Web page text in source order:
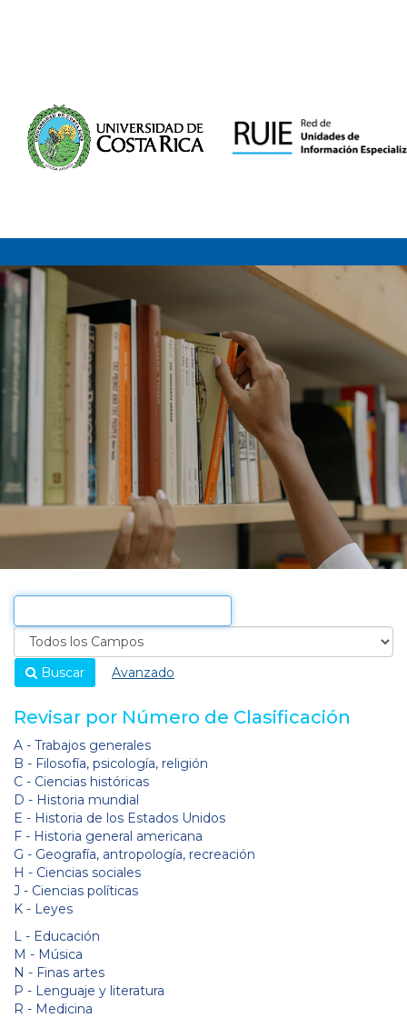
Buscar Avanzado
Revisar por Número de Clasificación
A - Trabajos generales
B - Filosofía, psicología, religión
C - Ciencias históricas
D - Historia mundial
E - Historia de los Estados Unidos
F - Historia general americana
G - Geografía, antropología, recreación
H - Ciencias sociales
J - Ciencias políticas
K - Leyes
L - Educación
M - Música
N - Finas artes
P - Lenguaje y literatura
R - Medicina